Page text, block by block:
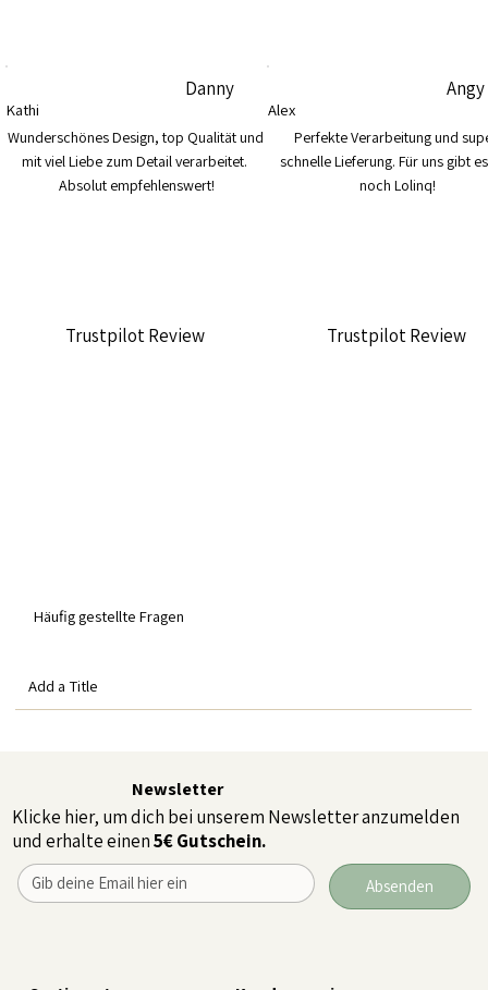
Kathi
Wunderschönes Design, top Qualität und
mit viel Liebe zum Detail verarbeitet.
Absolut empfehlenswert!
Danny
Trustpilot Review
Alex
Perfekte Verarbeitung und
schnelle Lieferung. Für uns gibt
noch Lolinq!
Angy
Trustpilot Review
Häufig gestellte Fragen
Add a Title
Newsletter
Klicke hier, um dich bei unserem Newsletter anzumelden
und erhalte einen5€ Gutschein.
Absenden